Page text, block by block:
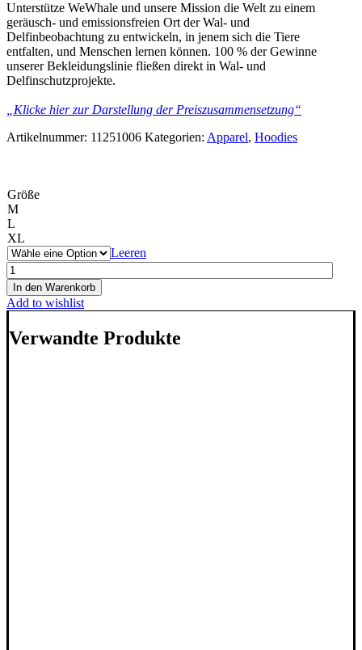
Unterstütze WeWhale und unsere Mission die Welt zu einem
geräusch- und emissionsfreien Ort der Wal- und
Delfinbeobachtung zu entwickeln, in jenem sich die Tiere
entfalten, und Menschen lernen können. 100 % der Gewinne
unserer Bekleidungslinie fließen direkt in Wal- und
Delfinschutzprojekte.
„Klicke hier zur Darstellung der Preiszusammensetzung“
Artikelnummer: 11251006 Kategorien: Apparel, Hoodies
Größe
M
L
XL
Leeren
WeWhale
Mission
Hoodie
-
Green
In den Warenkorb
Add to wishlist
Verwandte Produkte